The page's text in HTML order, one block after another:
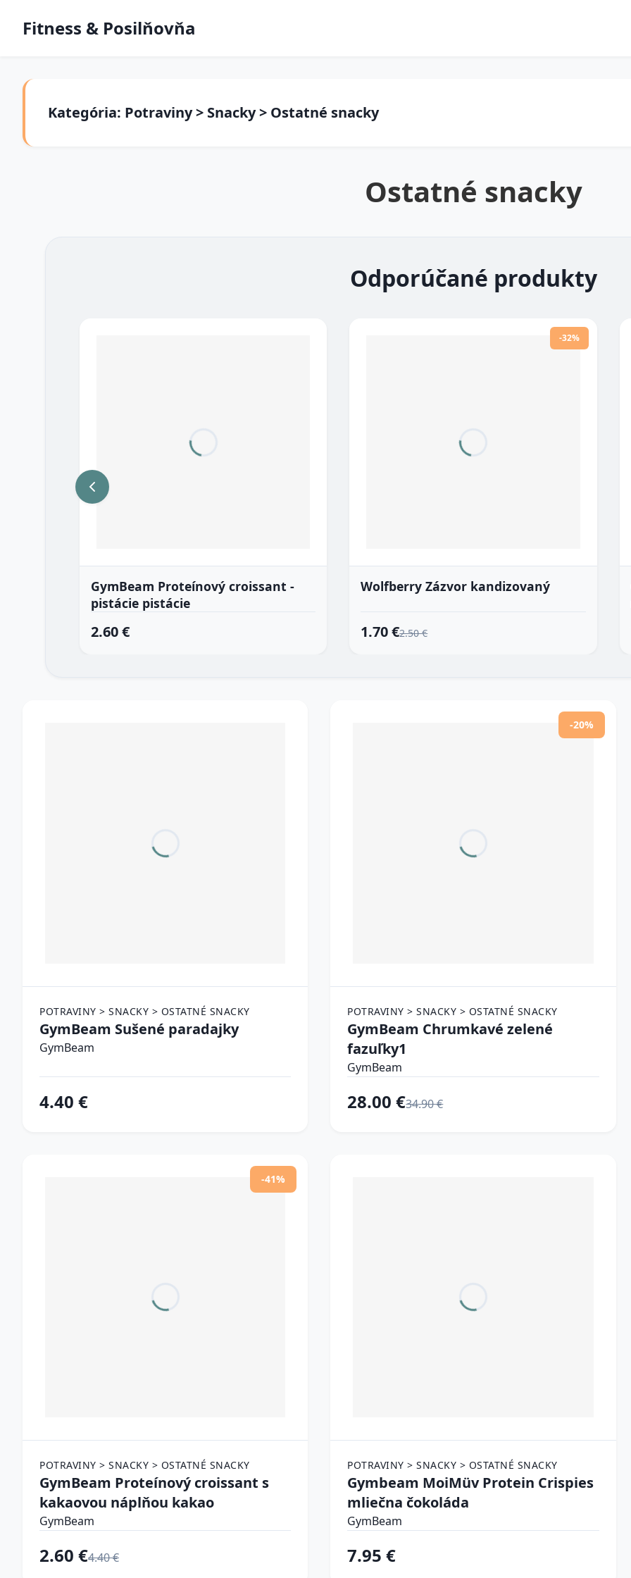
Fitness & Posilňovňa
Kategória: Potraviny > Snacky > Ostatné snacky
Ostatné snacky
Odporúčané produkty
GymBeam Proteínový croissant -
pistácie pistácie
2.60 €
-32%
Wolfberry Zázvor kandizovaný
1.70 €2.50 €
POTRAVINY > SNACKY > OSTATNÉ SNACKY
GymBeam Sušené paradajky
GymBeam
4.40 €
-20%
POTRAVINY > SNACKY > OSTATNÉ SNACKY
GymBeam Chrumkavé zelené
fazuľky1
GymBeam
28.00 €34.90 €
-41%
POTRAVINY > SNACKY > OSTATNÉ SNACKY
GymBeam Proteínový croissant s
kakaovou náplňou kakao
GymBeam
2.60 €4.40 €
POTRAVINY > SNACKY > OSTATNÉ SNACKY
Gymbeam MoiMüv Protein Crispies
mliečna čokoláda
GymBeam
7.95 €